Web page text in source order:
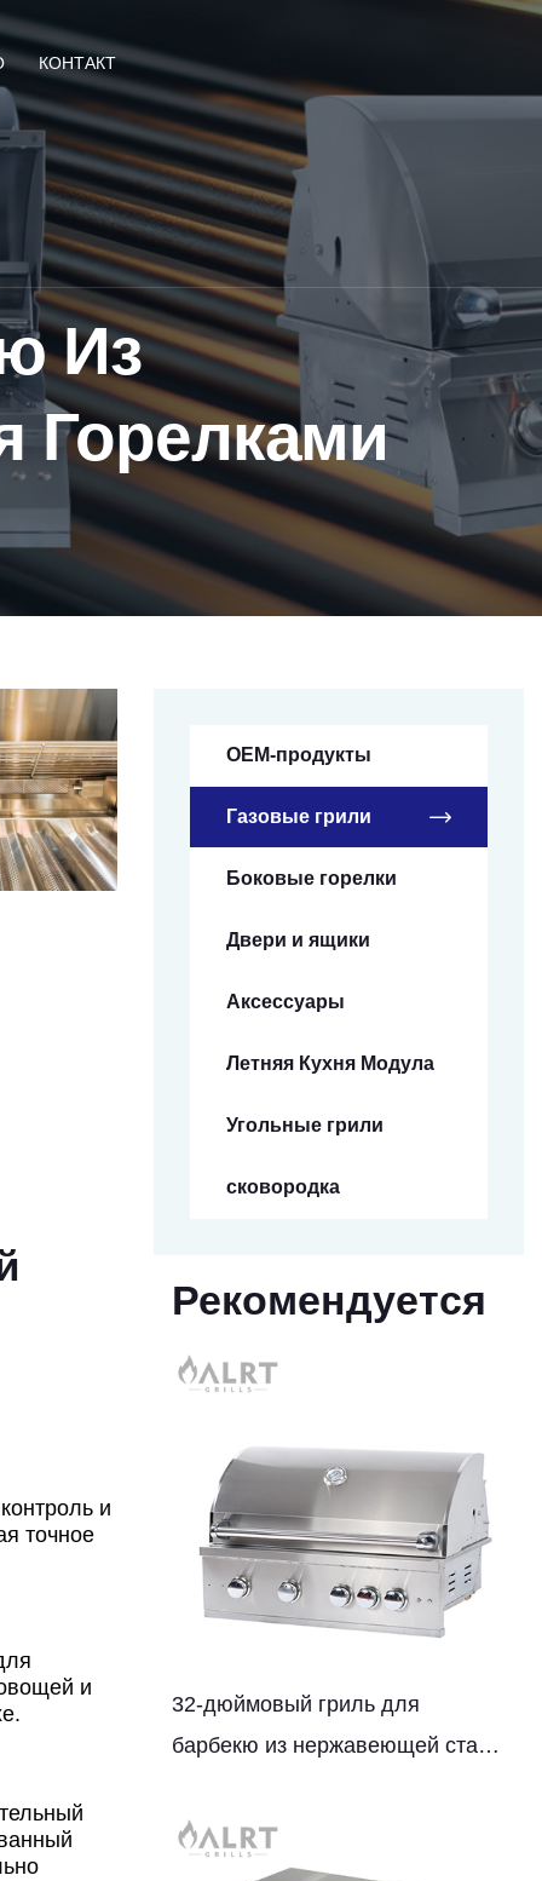
КОНТАКТ
Из
Горелками
и
точное
и
OEM-продукты
Газовые грили
Боковые горелки
Двери и ящики
Аксессуары
Летняя Кухня Модула
Угольные грили
сковородка
Рекомендуется
32-дюймовый гриль для
барбекю из нержавеющей стали